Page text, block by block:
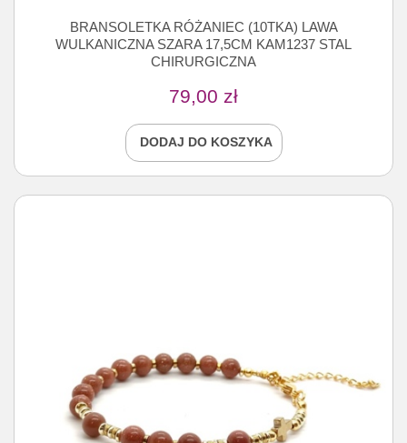
BRANSOLETKA RÓŻANIEC (10TKA) LAWA
WULKANICZNA SZARA 17,5CM KAM1237 STAL
CHIRURGICZNA
79,00 zł
DODAJ DO KOSZYKA